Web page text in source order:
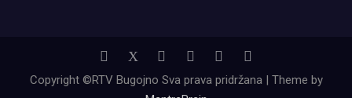
Copyright ©RTV Bugojno Sva prava pridržana | Theme by